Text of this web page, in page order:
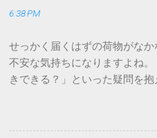
6:38 PM
せっかく届くはずの荷物がな
不安な気持ちになりますよね
きできる？」といった疑問を
は、荷物の追跡確認から営業
解説します。 福山通運のサー